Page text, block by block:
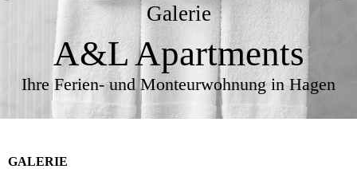
Galerie
A&L Apartments
Ihre Ferien- und Monteurwohnung in Hagen
GALERIE